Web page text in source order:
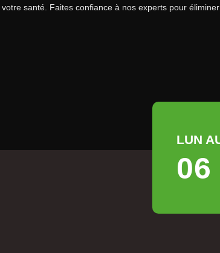
santé. Faites confiance à nos experts pour
LUN
06